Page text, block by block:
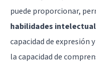
puede proporcionar,
habilidades
capacidad de expresión
la capacidad de